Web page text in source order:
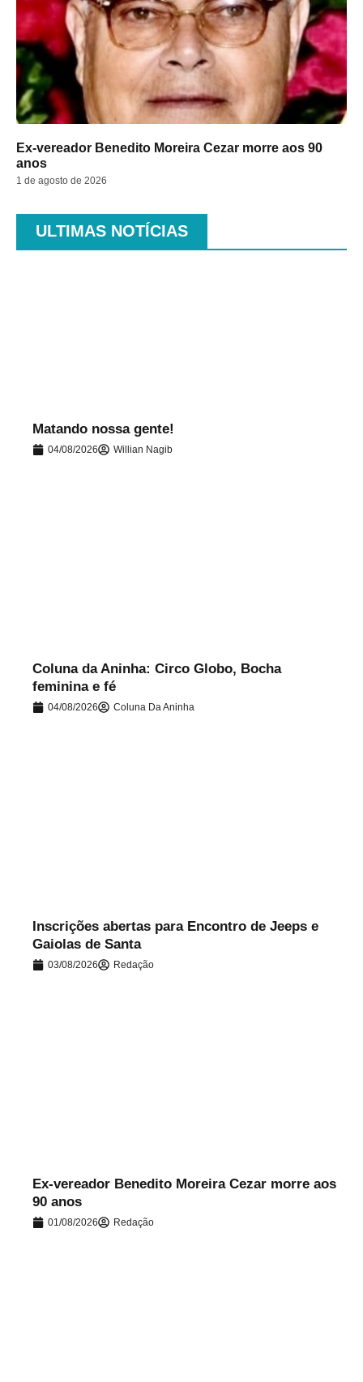
Ex-vereador Benedito Moreira Cezar morre aos 90
anos
1 de agosto de 2026
ULTIMAS NOTÍCIAS
Matando nossa gente!
04/08/2026 Willian Nagib
Coluna da Aninha: Circo Globo, Bocha
feminina e fé
04/08/2026 Coluna Da Aninha
Inscrições abertas para Encontro de Jeeps e
Gaiolas de Santa
03/08/2026 Redação
Ex-vereador Benedito Moreira Cezar morre aos
90 anos
01/08/2026 Redação